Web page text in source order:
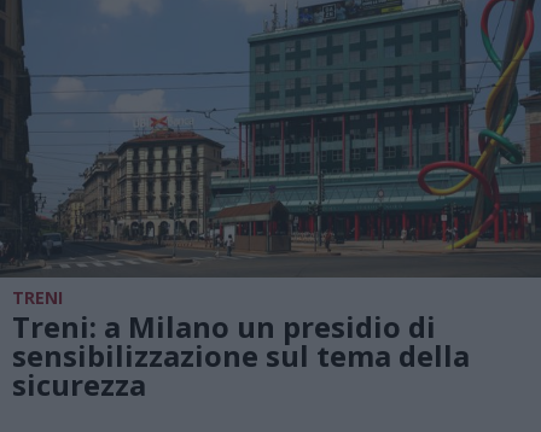
TRENI
Treni: a Milano un presidio di
sensibilizzazione sul tema della
sicurezza